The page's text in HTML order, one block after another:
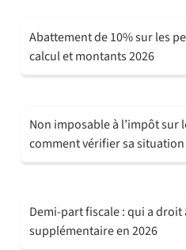
Abattement de 10% sur les
calcul et montants 2026
Non imposable à l’impôt sur
comment vérifier sa situation
Demi-part fiscale : qui a
supplémentaire en 2026